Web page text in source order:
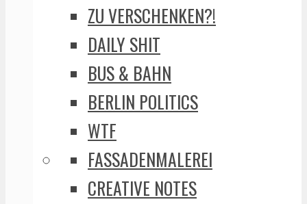
ZU VERSCHENKEN?!
DAILY SHIT
BUS & BAHN
BERLIN POLITICS
WTF
FASSADENMALEREI
CREATIVE NOTES